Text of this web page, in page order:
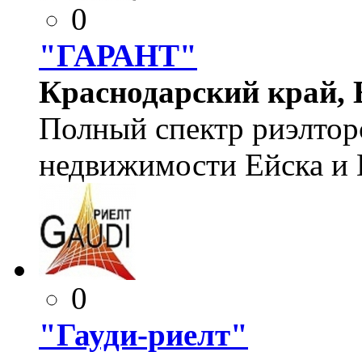
0
"ГАРАНТ"
Краснодарский край,
Полный спектр
недвижимости Ейска и
0
"Гауди-риелт"